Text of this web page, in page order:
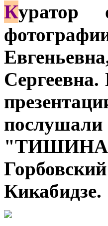
Куратор
Кикабидзе.